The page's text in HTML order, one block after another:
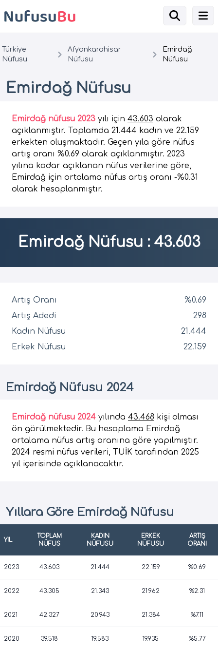
Türkiye
Nüfusu
Afyonkarahisar
Nüfusu
Emirdağ
Nüfusu
Emirdağ Nüfusu
Emirdağ nüfusu 2023 yılı için 43.603 olarak
açıklanmıştır. Toplamda 21.444 kadın ve 22.159
erkekten oluşmaktadır. Geçen yıla göre nüfus
artış oranı %0.69 olarak açıklanmıştır. 2023
yılına kadar açıklanan nüfus verilerine göre,
Emirdağ için ortalama nüfus artış oranı -%0.31
olarak hesaplanmıştır.
Emirdağ Nüfusu : 43.603
Artış Oranı
%0.69
Artış Adedi
298
Kadın Nüfusu
21.444
Erkek Nüfusu
22.159
Emirdağ Nüfusu 2024
Emirdağ nüfusu 2024 yılında 43.468 kişi olması
ön görülmektedir. Bu hesaplama Emirdağ
ortalama nüfus artış oranına göre yapılmıştır.
2024 resmi nüfus verileri, TUİK tarafından 2025
yıl içerisinde açıklanacaktır.
Yıllara Göre Emirdağ Nüfusu
YIL
TOPLAM
NÜFUS
KADIN
NÜFUSU
ERKEK
NÜFUSU
ARTIŞ
ORANI
2023 43.603 21.444 22.159 %0.69
2022 43.305 21.343 21.962 %2.31
2021 42.327 20.943 21.384 %7.11
2020 39.518 19.583 19.935 %5.77